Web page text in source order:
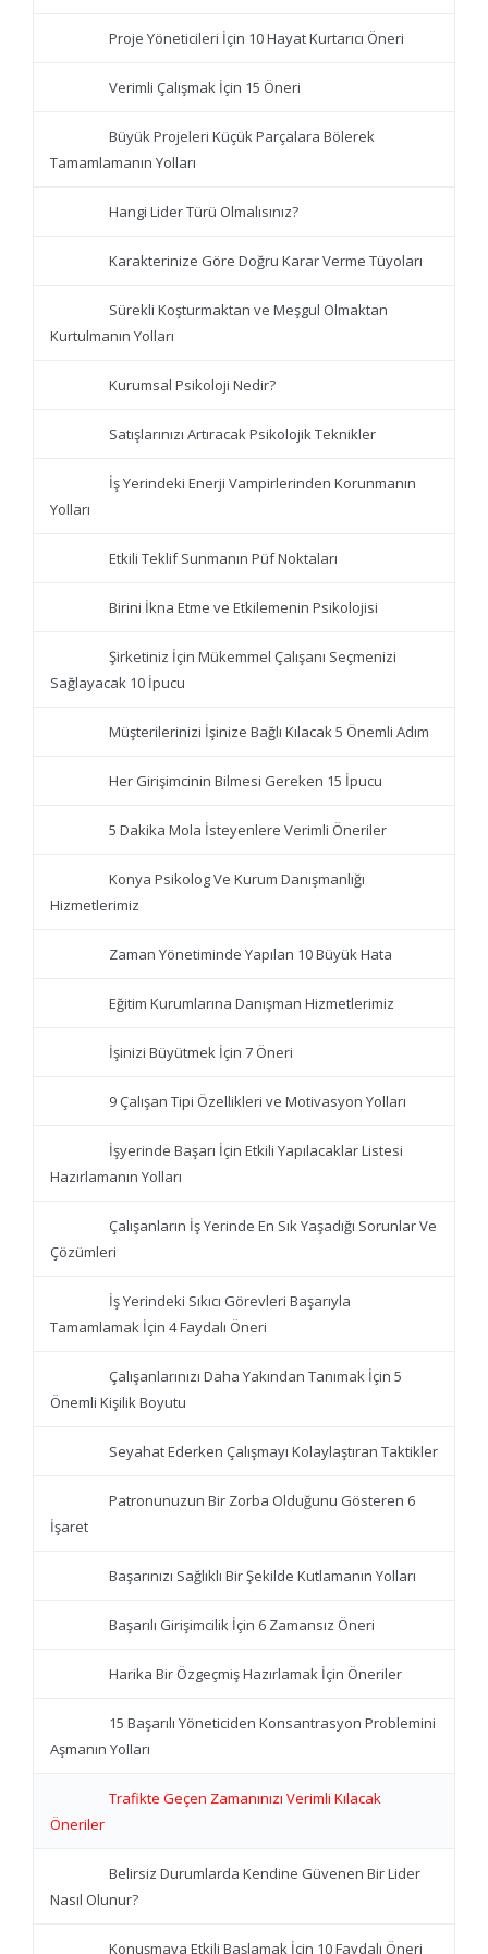
Proje Yöneticileri İçin 10 Hayat Kurtarıcı Öneri
Verimli Çalışmak İçin 15 Öneri
Büyük Projeleri Küçük Parçalara Bölerek
Tamamlamanın Yolları
Hangi Lider Türü Olmalısınız?
Karakterinize Göre Doğru Karar Verme Tüyoları
Sürekli Koşturmaktan ve Meşgul Olmaktan
Kurtulmanın Yolları
Kurumsal Psikoloji Nedir?
Satışlarınızı Artıracak Psikolojik Teknikler
İş Yerindeki Enerji Vampirlerinden Korunmanın
Yolları
Etkili Teklif Sunmanın Püf Noktaları
Birini İkna Etme ve Etkilemenin Psikolojisi
Şirketiniz İçin Mükemmel Çalışanı Seçmenizi
Sağlayacak 10 İpucu
Müşterilerinizi İşinize Bağlı Kılacak 5 Önemli Adım
Her Girişimcinin Bilmesi Gereken 15 İpucu
5 Dakika Mola İsteyenlere Verimli Öneriler
Konya Psikolog Ve Kurum Danışmanlığı
Hizmetlerimiz
Zaman Yönetiminde Yapılan 10 Büyük Hata
Eğitim Kurumlarına Danışman Hizmetlerimiz
İşinizi Büyütmek İçin 7 Öneri
9 Çalışan Tipi Özellikleri ve Motivasyon Yolları
İşyerinde Başarı İçin Etkili Yapılacaklar Listesi
Hazırlamanın Yolları
Çalışanların İş Yerinde En Sık Yaşadığı Sorunlar Ve
Çözümleri
İş Yerindeki Sıkıcı Görevleri Başarıyla
Tamamlamak İçin 4 Faydalı Öneri
Çalışanlarınızı Daha Yakından Tanımak İçin 5
Önemli Kişilik Boyutu
Seyahat Ederken Çalışmayı Kolaylaştıran Taktikler
Patronunuzun Bir Zorba Olduğunu Gösteren 6
İşaret
Başarınızı Sağlıklı Bir Şekilde Kutlamanın Yolları
Başarılı Girişimcilik İçin 6 Zamansız Öneri
Harika Bir Özgeçmiş Hazırlamak İçin Öneriler
15 Başarılı Yöneticiden Konsantrasyon Problemini
Aşmanın Yolları
Trafikte Geçen Zamanınızı Verimli Kılacak
Öneriler
Belirsiz Durumlarda Kendine Güvenen Bir Lider
Nasıl Olunur?
Konuşmaya Etkili Başlamak İçin 10 Faydalı Öneri